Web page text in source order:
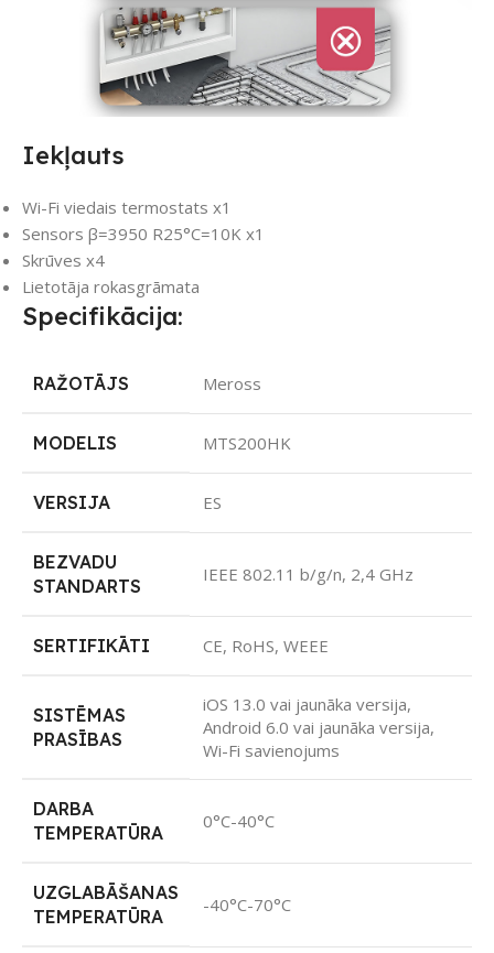
Iekļauts
Wi-Fi viedais termostats x1
Sensors β=3950 R25°C=10K x1
Skrūves x4
Lietotāja rokasgrāmata
Specifikācija:
RAŽOTĀJS Meross
MODELIS MTS200HK
VERSIJA ES
BEZVADU
STANDARTS
IEEE 802.11 b/g/n, 2,4 GHz
SERTIFIKĀTI CE, RoHS, WEEE
SISTĒMAS
PRASĪBAS
iOS 13.0 vai jaunāka versija,
Android 6.0 vai jaunāka versija,
Wi-Fi savienojums
DARBA
TEMPERATŪRA
0°C-40°C
UZGLABĀŠANAS
TEMPERATŪRA
-40°C-70°C